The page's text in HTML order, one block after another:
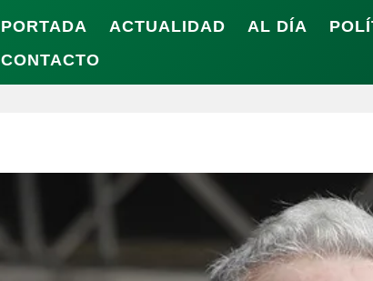
PORTADA ACTUALIDAD AL DÍA
CONTACTO